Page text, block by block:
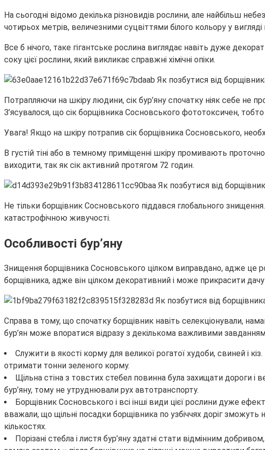
На сьогодні відомо декілька різновидів рослини, але найбільш
чотирьох метрів, величезними суцвіттями білого кольору у
Все б нічого, таке гігантське рослина виглядає навіть дуже
соку цієї рослини, який викликає справжні хімічні опіки.
Потрапляючи на шкіру людини, сік бур’яну спочатку ніяк себе не
З’ясувалося, що сік борщівника Сосновського фототоксичен,
Увага! Якщо на шкіру потрапив сік борщівника Сосновського,
В густій тіні або в темному приміщенні шкіру промивають
виходити, так як сік активний протягом 72 годин.
Не тільки борщівник Сосновського піддався глобального
катастрофічною живучості.
Особливості бур’яну
Знищення борщівника Сосновського цілком виправдано, адже це
борщівника, адже він цілком декоративний і може прикрасити дачу
Справа в тому, що спочатку борщівник навіть селекціонували,
бур’ян може впоратися відразу з декількома важливими
Служити в якості корму для великої рогатої худоби, свиней і
отримати тонни зеленого корму.
Щільна стіна з товстих стебел повинна була захищати дороги і
бур’яну, тому не утруднювали рух автотранспорту.
Борщівник Сосновського і всі інші види цієї рослини дуже
вважали, що щільні посадки борщівника по узбіччях доріг
кількостях.
Порізані стебла і листя бур’яну здатні стати відмінним